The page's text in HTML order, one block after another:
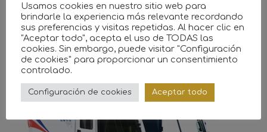
Usamos cookies en nuestro sitio web para
brindarle la experiencia más relevante recordando
sus preferencias y visitas repetidas. Al hacer clic en
"Aceptar todo", acepta el uso de TODAS las
cookies. Sin embargo, puede visitar "Configuración
de cookies" para proporcionar un consentimiento
controlado.
Configuración de cookies Aceptar todo